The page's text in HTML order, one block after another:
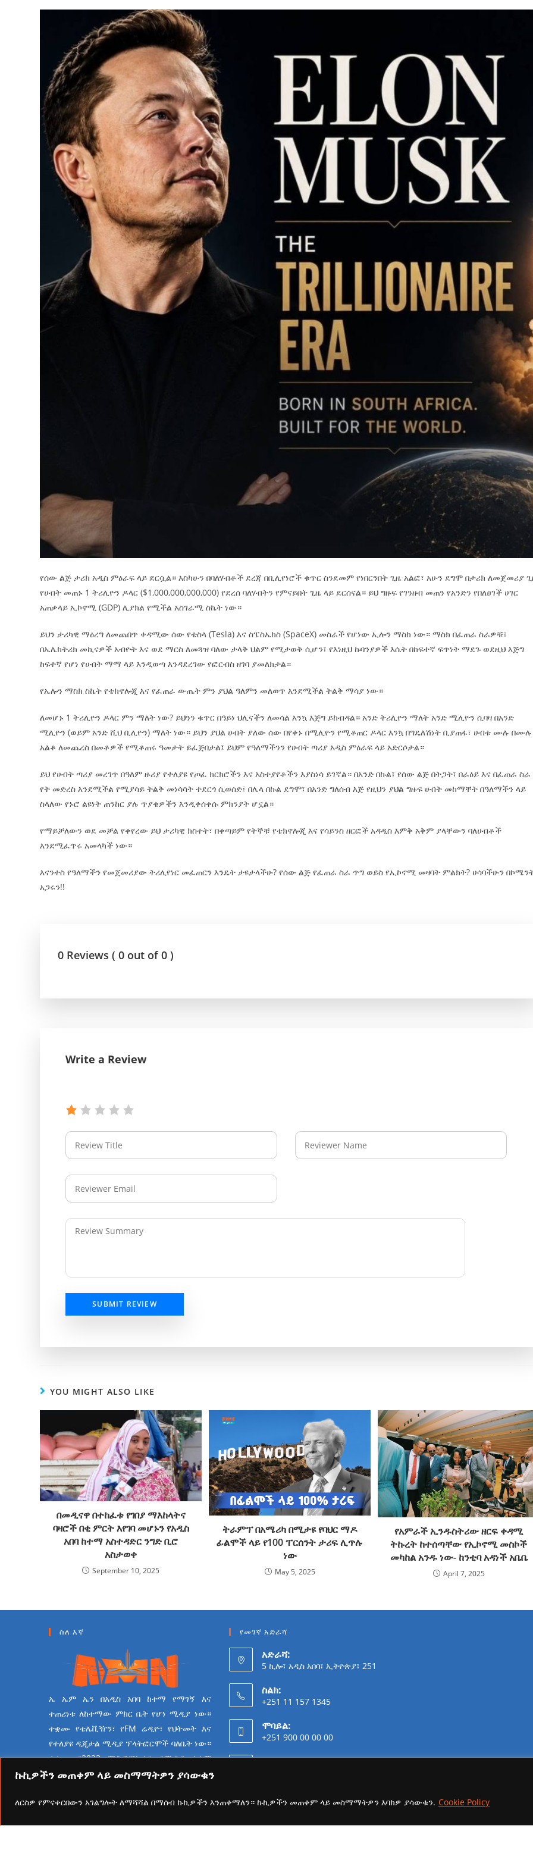
ኩኪዎችን መጠቀም ላይ መስማማትዎን ያሳውቁን
ለርስዎ የምናቀርበውን አገልግሎት ለማሻሻል በማሰብ ኩኪዎችን እንጠቀማለን። ኩኪዎችን መጠቀም ላይ መስማማትዎን እባክዎ ያሳውቁን. Cookie Policy
የኢትዮጵያ ኢኮኖሚ ከቡና ባሻገር
August 5, 2026
ሚኒስትር ማሁና አክፕሎጋን የኢፌዴሪ መሶብ
አገልግሎትን ጎበኙ
August 5, 2026
2ኛው የአዲስ ሚዲያ ኔትዎርክ አመራሮች እና
ሠራተኞች ስፖርት ፌስቲቫል በቴሌቪዥን ዘርፍ
አሸናፊነት ተጠናቀቀ
August 1, 2026
July 30, 2026
AmnAdmin October 17, 2025
የሰው ልጅ ታሪክ አዲስ ምዕራፍ ላይ ደርሷል። እስካሁን በባለሃብቶች ደረጃ በቢሊየነሮች ቁጥር ስንደመም የነበርንበት ጊዜ አልፎ፣ አሁን ደግሞ በታሪክ ለመጀመሪያ
የሀብት መጠኑ 1 ትሪሊዮን ዶላር ($1,000,000,000,000) የደረሰ ባለሃብትን የምናይበት ጊዜ ላይ ደርሰናል። ይህ ግዙፍ የገንዘብ መጠን የአንድን የበለፀገች ሀገር
አጠቃላይ ኢኮኖሚ (GDP) ሊያክል የሚችል አስገራሚ ስኬት ነው።
ይህን ታሪካዊ ማዕረግ ለመጨበጥ ቀዳሚው ሰው የቴስላ (Tesla) እና ስፔስኤክስ (SpaceX) መስራች የሆነው ኢሎን ማስክ ነው። ማስክ በፈጠራ ስራዎቹ፣
በኤሌክትሪክ መኪናዎች አብዮት እና ወደ ማርስ ለመጓዝ ባለው ታላቅ ህልም የሚታወቅ ሲሆን፣ የእነዚህ ኩባንያዎች እሴት በከፍተኛ ፍጥነት ማደጉ ወደዚህ እጅግ
ከፍተኛ የሆነ የሀብት ማማ ላይ እንዲወጣ እንዳደረገው የፎርብስ ዘገባ ያመለክታል።
የኤሎን ማስክ ስኬት የቴክኖሎጂ እና የፈጠራ ውጤት ምን ያህል ዓለምን መለወጥ እንደሚችል ትልቅ ማሳያ ነው።
ለመሆኑ 1 ትሪሊዮን ዶላር ምን ማለት ነው? ይህንን ቁጥር በዓይነ ህሊናችን ለመሳል እንኳ እጅግ ይከብዳል። አንድ ትሪሊዮን ማለት አንድ ሚሊዮን ሲባዛ በአንድ
ሚሊዮን (ወይም አንድ ሺህ ቢሊዮን) ማለት ነው። ይህን ያህል ሀብት ያለው ሰው በየቀኑ በሚሊዮን የሚቆጠር ዶላር እንኳ በግዴለሽነት ቢያጠፋ፣ ሀብቱ ሙሉ በሙሉ
አልቆ ለመጨረስ በመቶዎች የሚቆጠሩ ዓመታት ይፈጅበታል፤ ይህም የዓለማችንን የሀብት ጣሪያ አዲስ ምዕራፍ ላይ አድርሶታል።
ይህ የሀብት ጣሪያ መረገጥ በዓለም ዙሪያ የተለያዩ የጦፈ ክርክሮችን እና አስተያየቶችን እያስነሳ ይገኛል። በአንድ በኩል፣ የሰው ልጅ በትጋት፣ በራዕይ እና በፈጠራ ስራ
የት መድረስ እንደሚችል የሚያሳይ ትልቅ መነሳሳት ተደርጎ ሲወሰድ፤ በሌላ በኩል ደግሞ፣ በአንድ ግለሰብ እጅ የዚህን ያህል ግዙፍ ሀብት መከማቸት በዓለማችን ላይ
ስላለው የኑሮ ልዩነት ጠንከር ያሉ ጥያቄዎችን እንዲቀሰቀሱ ምክንያት ሆኗል።
የማይቻለውን ወደ መቻል የቀየረው ይህ ታሪካዊ ክስተት፣ በቀጣይም የትኞቹ የቴክኖሎጂ እና የሳይንስ ዘርፎች አዳዲስ እምቅ አቅም ያላቸውን ባለሀብቶች
እንደሚፈጥሩ አመላካች ነው።
እናንተስ የዓለማችን የመጀመሪያው ትሪሊየነር መፈጠርን እንዴት ታዩታላችሁ? የሰው ልጅ የፈጠራ ስራ ጥግ ወይስ የኢኮኖሚ መዛባት ምልክት? ሀሳባችሁን
አጋሩን!!
0 Reviews ( 0 out of 0 )
Write a Review
SUBMIT REVIEW
YOU MIGHT ALSO LIKE
በመዲናዋ በተከፈቱ የገበያ ማእከላትና
ባዛሮች በቂ ምርት እየገባ መሆኑን የአዲስ
አበባ ከተማ አስተዳድር ንግድ ቢሮ
አስታወቀ
September 10, 2025
ትራምፕ በአሜሪካ በሚታዩ የባህር ማዶ
ፊልሞች ላይ የ100 ፐርሰንት ታሪፍ ሊጥሉ
ነው
May 5, 2025
የአምራች ኢንዱስትሪው ዘርፍ ቀዳሚ
ትኩረት ከተሰጣቸው የኢኮኖሚ መስኮች
መካከል አንዱ ነው- ከንቲባ አዳነች አቤቤ
April 7, 2025
ስለ እኛ
ኤ ኤም ኤን በአዲስ አበባ ከተማ የማገኝ እና
ተጠሪነቱ ለከተማው ምክር ቤት የሆነ ሚዲያ ነው።
ተቋሙ የቴሌቪዥን፣ የFM ሬዲዮ፣ የህትመት እና
የተለያዩ ዲጂታል ሚዲያ ፕላትፎርሞች ባለቤት ነው።
ተቋሙ በ2023 ሜትሮፖሊታን የሚዲያ ተቋም
የመሆን ራዕይ ሰንቆ የይዘት
የመገኛ አድራሻ
አድራሻ:
5 ኪሎ፣ አዲስ አበባ፣ ኢትዮጵያ፣ 251
ስልክ:
+251 11 157 1345
ሞባይል:
+251 900 00 00 00
ፋክስ:
ኢሜይል:
addisaammaa@gmail.com